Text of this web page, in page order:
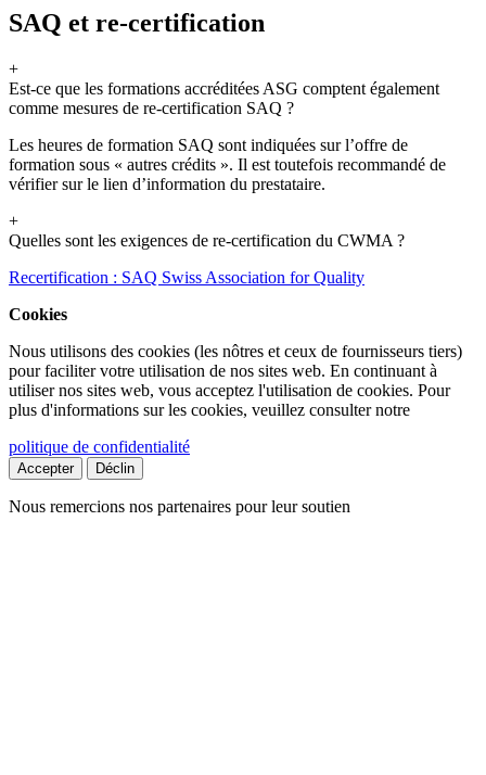
SAQ et re-certification
+
Est-ce que les formations accréditées ASG comptent également
comme mesures de re-certification SAQ ?
Les heures de formation SAQ sont indiquées sur l’offre de
formation sous « autres crédits ». Il est toutefois recommandé de
vérifier sur le lien d’information du prestataire.
+
Quelles sont les exigences de re-certification du CWMA ?
Recertification : SAQ Swiss Association for Quality
Cookies
Nous utilisons des cookies (les nôtres et ceux de fournisseurs tiers)
pour faciliter votre utilisation de nos sites web. En continuant à
utiliser nos sites web, vous acceptez l'utilisation de cookies. Pour
plus d'informations sur les cookies, veuillez consulter notre
politique de confidentialité
Accepter Déclin
Nous remercions nos partenaires pour leur soutien